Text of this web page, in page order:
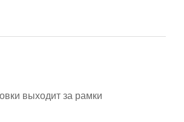
выходит за рамки